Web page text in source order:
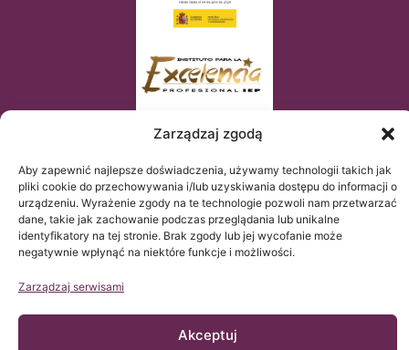
Zarządzaj zgodą
Aby zapewnić najlepsze doświadczenia, używamy technologii takich jak
pliki cookie do przechowywania i/lub uzyskiwania dostępu do informacji o
urządzeniu. Wyrażenie zgody na te technologie pozwoli nam przetwarzać
dane, takie jak zachowanie podczas przeglądania lub unikalne
identyfikatory na tej stronie. Brak zgody lub jej wycofanie może
negatywnie wpłynąć na niektóre funkcje i możliwości.
Zarządzaj serwisami
Akceptuj
Instytut Chiari & Siringomielia & Escoliosis de Barcelona (ICSEB)
spełnia wymogi Rozporządzenia UE 2016/679 (RGPD).
Zawartość tej strony web jest nieoficjalnym tłumaczeniem